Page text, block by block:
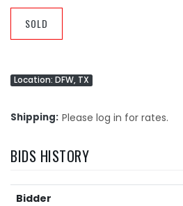
SOLD
Location: DFW, TX
Shipping Please log in for rates.
BIDS HISTORY
Bidder